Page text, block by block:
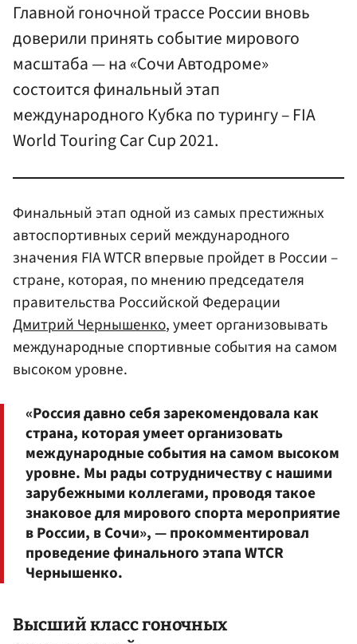
Главной гоночной трассе России вновь
доверили принять событие мирового
масштаба — на «Сочи Автодроме»
состоится финальный этап
международного Кубка по турингу – FIA
World Touring Car Cup 2021.
Финальный этап одной из самых престижных
автоспортивных серий международного
значения FIA WTCR впервые пройдет в России –
стране, которая, по мнению председателя
правительства Российской Федерации
Дмитрий Чернышенко, умеет организовывать
международные спортивные события на самом
высоком уровне.
«Россия давно себя зарекомендовала как
страна, которая умеет организовать
международные события на самом высоком
уровне. Мы рады сотрудничеству с нашими
зарубежными коллегами, проводя такое
знаковое для мирового спорта мероприятие
в России, в Сочи», — прокомментировал
проведение финального этапа WTCR
Чернышенко.
Высший класс гоночных